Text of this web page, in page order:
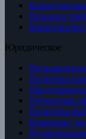
Позиции
Юридическое
Политика
Публичная
Политика
Биржевые